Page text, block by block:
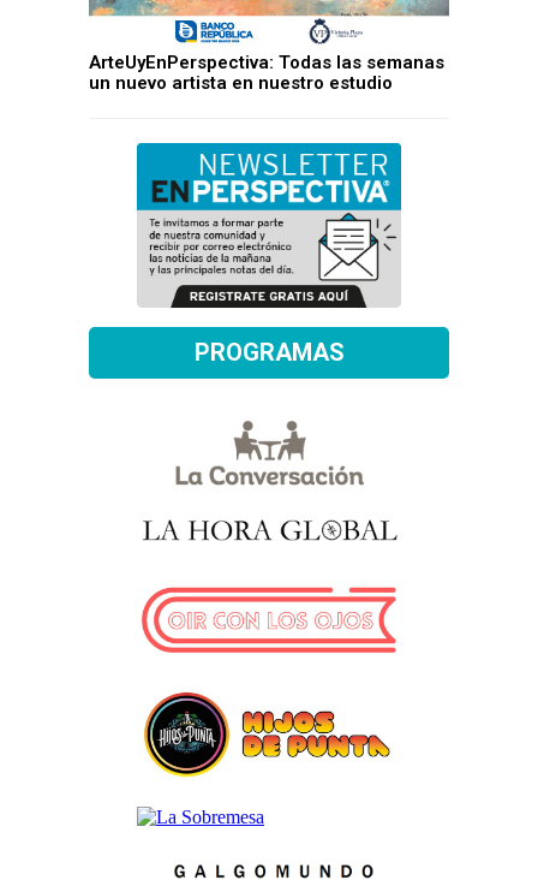
ArteUyEnPerspectiva: Todas las semanas
un nuevo artista en nuestro estudio
PROGRAMAS